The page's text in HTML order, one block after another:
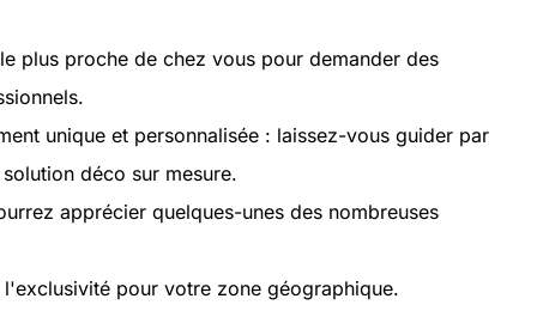
plus proche de chez vous pour demander des
unique et personnalisée : laissez-vous guider par
déco sur mesure.
apprécier quelques-unes des nombreuses
pour votre zone géographique.